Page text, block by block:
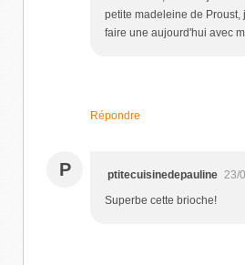
petite madeleine de Proust,
faire une aujourd'hui avec
Répondre
P ptitecuisinedepauline 23/
Superbe cette brioche!